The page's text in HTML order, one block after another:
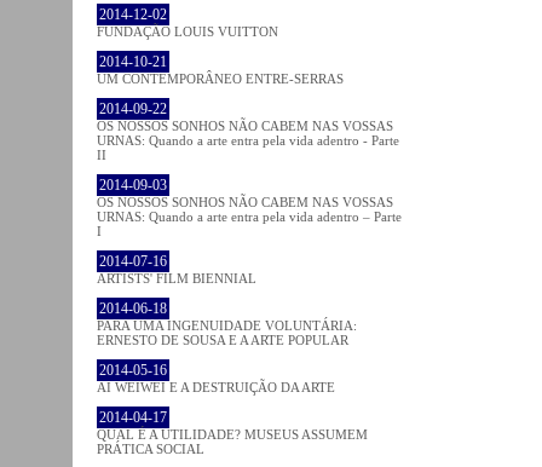
2014-12-02
FUNDAÇÃO LOUIS VUITTON
2014-10-21
UM CONTEMPORÂNEO ENTRE-SERRAS
2014-09-22
OS NOSSOS SONHOS NÃO CABEM NAS VOSSAS
URNAS: Quando a arte entra pela vida adentro - Parte
II
2014-09-03
OS NOSSOS SONHOS NÃO CABEM NAS VOSSAS
URNAS: Quando a arte entra pela vida adentro – Parte
I
2014-07-16
ARTISTS' FILM BIENNIAL
2014-06-18
PARA UMA INGENUIDADE VOLUNTÁRIA:
ERNESTO DE SOUSA E A ARTE POPULAR
2014-05-16
AI WEIWEI E A DESTRUIÇÃO DA ARTE
2014-04-17
QUAL É A UTILIDADE? MUSEUS ASSUMEM
PRÁTICA SOCIAL